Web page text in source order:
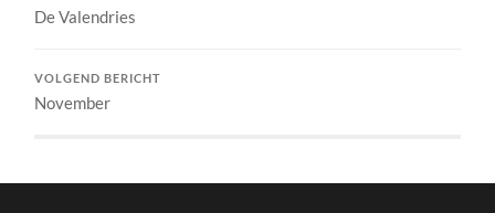
De Valendries
VOLGEND BERICHT
November